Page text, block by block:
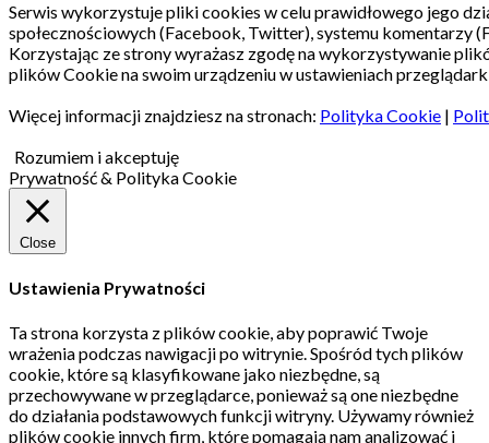
Serwis wykorzystuje pliki cookies w celu prawidłowego jego
społecznościowych (Facebook, Twitter), systemu komentarzy
Korzystając ze strony wyrażasz zgodę na wykorzystywanie
plików Cookie na swoim urządzeniu w ustawieniach
Więcej informacji znajdziesz na stronach: Polityka Cookie |
Rozumiem i akceptuję
Prywatność & Polityka Cookie
Close
Ustawienia Prywatności
Ta strona korzysta z plików cookie, aby poprawić Twoje
wrażenia podczas nawigacji po witrynie. Spośród tych plików
cookie, które są klasyfikowane jako niezbędne, są
przechowywane w przeglądarce, ponieważ są one niezbędne
do działania podstawowych funkcji witryny. Używamy również
plików cookie innych firm, które pomagają nam analizować i